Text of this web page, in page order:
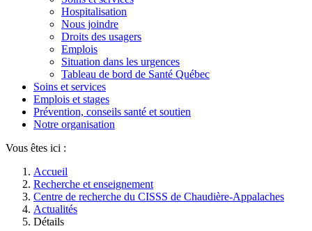
Hospitalisation
Nous joindre
Droits des usagers
Emplois
Situation dans les urgences
Tableau de bord de Santé Québec
Soins et services
Emplois et stages
Prévention, conseils santé et soutien
Notre organisation
Vous êtes ici :
Accueil
Recherche et enseignement
Centre de recherche du CISSS de Chaudière-Appalaches
Actualités
Détails